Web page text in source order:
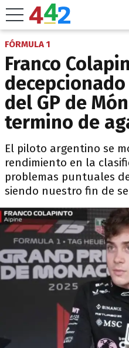
FÓRMULA 1
Franco
del GP de
termino de
El piloto argentino se
rendimiento en la
problemas puntuales
siendo nuestro fin de